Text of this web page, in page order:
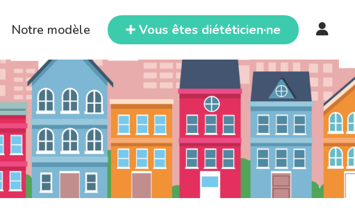
Notre modèle ➕ Vous êtes diététicien·ne